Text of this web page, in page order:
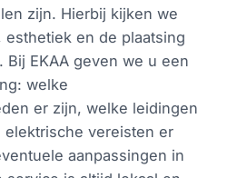
zijn. Hierbij kijken we
esthetiek en de plaatsing
Bij EKAA geven we u een
welke
er zijn, welke leidingen
vereisten er
aanpassingen in